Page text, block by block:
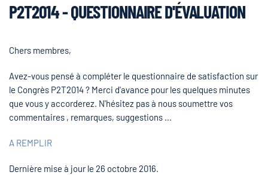
P2T2014 - QUESTIONNAIRE D'ÉVALUATION
Chers membres,
Avez-vous pensé à compléter le questionnaire de satisfaction sur
le Congrès P2T2014 ? Merci d'avance pour les quelques minutes
que vous y accorderez. N'hésitez pas à nous soumettre vos
commentaires , remarques, suggestions ...
A REMPLIR
Dernière mise à jour le 26 octobre 2016.